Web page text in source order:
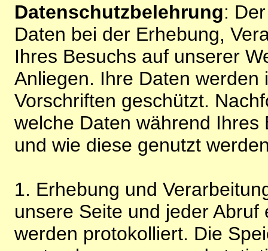
Datenschutzbelehrung:
Daten bei der Erhebung,
Ihres Besuchs auf unserer
Anliegen. Ihre Daten
Vorschriften geschützt.
welche Daten während
und wie diese genutzt
1. Erhebung und
unsere Seite und jeder
werden protokolliert. Die